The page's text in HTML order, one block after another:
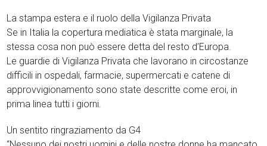
La stampa estera e il ruolo della Vigilanza Privata
Se in Italia la copertura mediatica è stata marginale, la
stessa cosa non può essere detta del resto d’Europa.
Le guardie di Vigilanza Privata che lavorano in circostanze
difficili in ospedali, farmacie, supermercati e catene di
approvvigionamento sono state descritte come eroi, in
prima linea tutti i giorni.
Un sentito ringraziamento da G4